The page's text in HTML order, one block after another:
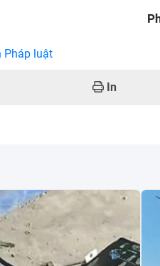
Pháp luật
In